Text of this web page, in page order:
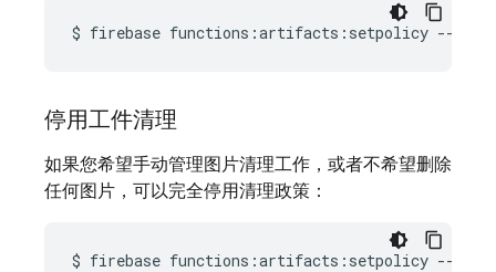
$ firebase functions:artifacts:setpolicy --
停用工件清理
如果您希望手动管理图片清理工作，或者不希望删除
任何图片，可以完全停用清理政策：
$ firebase functions:artifacts:setpolicy